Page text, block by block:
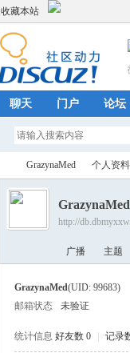
收藏本站
聊天 门户 论坛
›
GrazynaMed 个人资料
GrazynaMed
http://
广播 主题
GrazynaMed(UID: 99683)
邮箱状态
未验证
统计信息 好友数 0 记录